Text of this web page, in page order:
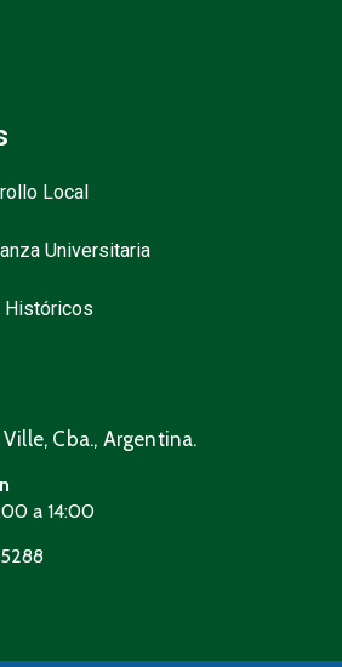
Local
Universitaria
Históricos
Cba., Argentina.
a 14:00